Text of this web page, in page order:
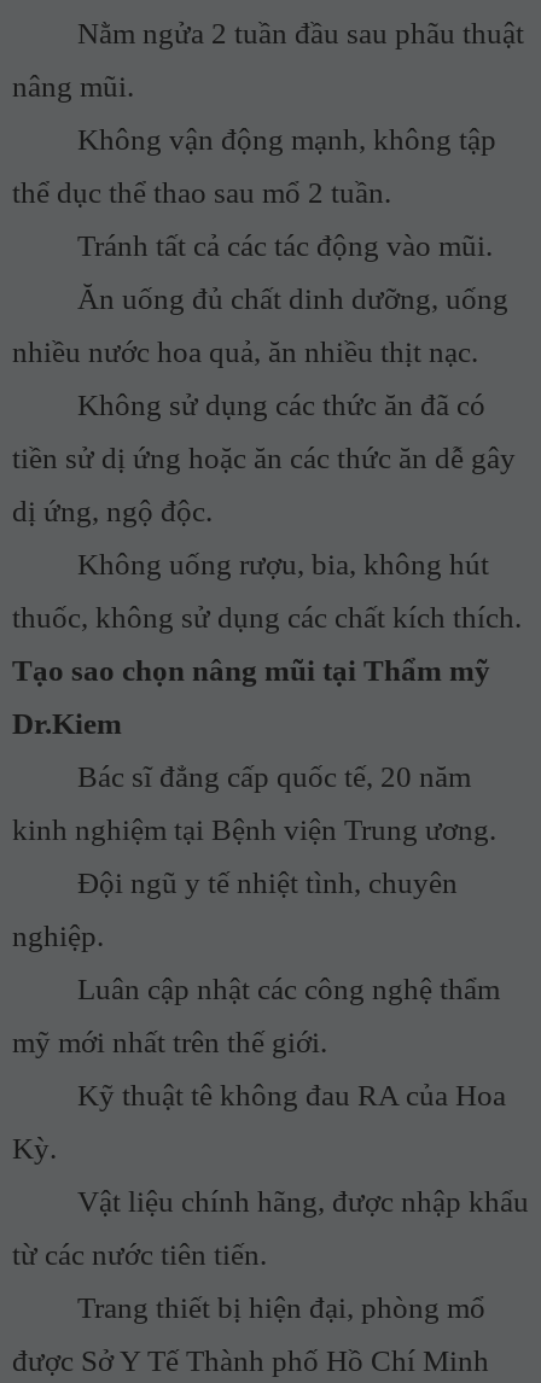
Nằm ngửa 2 tuần đầu sau phãu thuật
nâng mũi.
Không vận động mạnh, không tập
thể dục thể thao sau mổ 2 tuần.
Tránh tất cả các tác động vào mũi.
Ăn uống đủ chất dinh dưỡng, uống
nhiều nước hoa quả, ăn nhiều thịt nạc.
Không sử dụng các thức ăn đã có
tiền sử dị ứng hoặc ăn các thức ăn dễ gây
dị ứng, ngộ độc.
Không uống rượu, bia, không hút
thuốc, không sử dụng các chất kích thích.
Tạo sao chọn nâng mũi tại Thẩm mỹ
Dr.Kiem
Bác sĩ đẳng cấp quốc tế, 20 năm
kinh nghiệm tại Bệnh viện Trung ương.
Đội ngũ y tế nhiệt tình, chuyên
nghiệp.
Luân cập nhật các công nghệ thẩm
mỹ mới nhất trên thế giới.
Kỹ thuật tê không đau RA của Hoa
Kỳ.
Vật liệu chính hãng, được nhập khẩu
từ các nước tiên tiến.
Trang thiết bị hiện đại, phòng mổ
được Sở Y Tế Thành phố Hồ Chí Minh